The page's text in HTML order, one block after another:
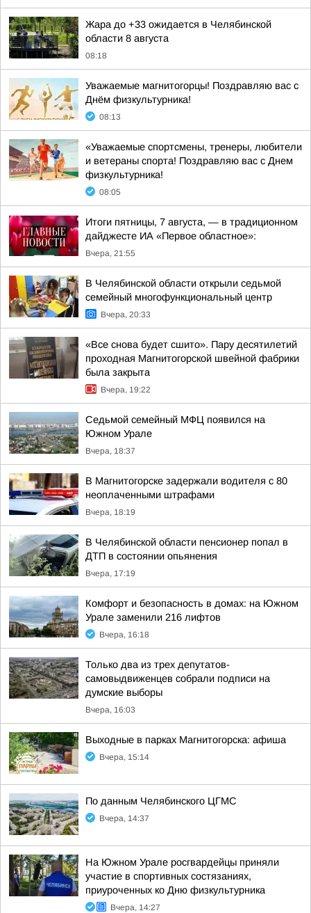
Жара до +33 ожидается в Челябинской
области 8 августа
08:18
Уважаемые магнитогорцы! Поздравляю вас с
Днём физкультурника!
08:13
«Уважаемые спортсмены, тренеры, любители
и ветераны спорта! Поздравляю вас с Днем
физкультурника!
08:05
Итоги пятницы, 7 августа, — в традиционном
дайджесте ИА «Первое областное»:
Вчера, 21:55
В Челябинской области открыли седьмой
семейный многофункциональный центр
Вчера, 20:33
«Все снова будет сшито». Пару десятилетий
проходная Магнитогорской швейной фабрики
была закрыта
Вчера, 19:22
Седьмой семейный МФЦ появился на
Южном Урале
Вчера, 18:37
В Магнитогорске задержали водителя с 80
неоплаченными штрафами
Вчера, 18:19
В Челябинской области пенсионер попал в
ДТП в состоянии опьянения
Вчера, 17:19
Комфорт и безопасность в домах: на Южном
Урале заменили 216 лифтов
Вчера, 16:18
Только два из трех депутатов-
самовыдвиженцев собрали подписи на
думские выборы
Вчера, 16:03
Выходные в парках Магнитогорска: афиша
Вчера, 15:14
По данным Челябинского ЦГМС
Вчера, 14:37
На Южном Урале росгвардейцы приняли
участие в спортивных состязаниях,
приуроченных ко Дню физкультурника
Вчера, 14:27